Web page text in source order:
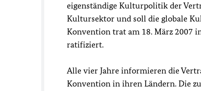
eigenständige Kulturpolitik der
Kultursektor und soll die globale
Konvention trat am 18. März 2007
ratifiziert.
Alle vier Jahre informieren die
Konvention in ihren Ländern. Die